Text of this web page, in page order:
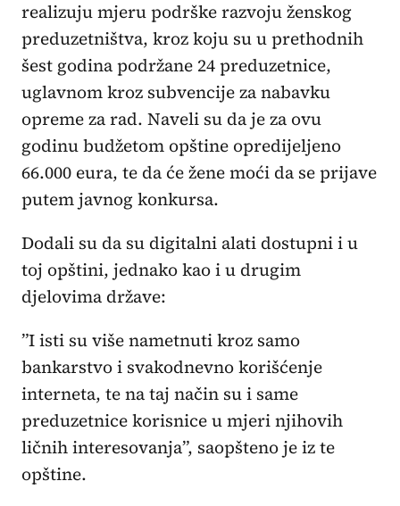
realizuju mjeru podrške razvoju ženskog
preduzetništva, kroz koju su u prethodnih
šest godina podržane 24 preduzetnice,
uglavnom kroz subvencije za nabavku
opreme za rad. Naveli su da je za ovu
godinu budžetom opštine opredijeljeno
66.000 eura, te da će žene moći da se prijave
putem javnog konkursa.
Dodali su da su digitalni alati dostupni i u
toj opštini, jednako kao i u drugim
djelovima države:
”I isti su više nametnuti kroz samo
bankarstvo i svakodnevno korišćenje
interneta, te na taj način su i same
preduzetnice korisnice u mjeri njihovih
ličnih interesovanja”, saopšteno je iz te
opštine.